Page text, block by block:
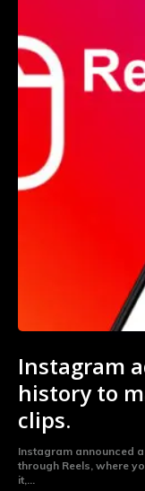
Instagram
history to
clips.
Instagram announced
through Reels, where
it,...